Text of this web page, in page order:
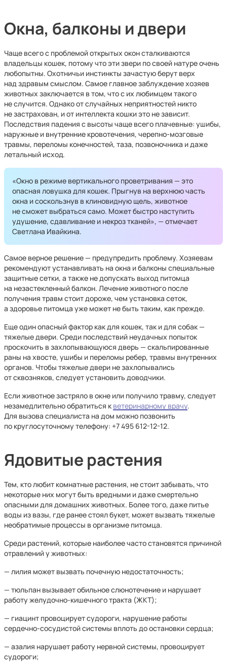
Окна, балконы и двери
Чаще всего с проблемой открытых окон сталкиваются
владельцы кошек, потому что эти звери по своей натуре очень
любопытны. Охотничьи инстинкты зачастую берут верх
над здравым смыслом. Самое главное заблуждение хозяев
животных заключается в том, что с их любимцем такого
не случится. Однако от случайных неприятностей никто
не застрахован, и от интеллекта кошки это не зависит.
Последствия падения с высоты чаще всего плачевные: ушибы,
наружные и внутренние кровотечения, черепно-мозговые
травмы, переломы конечностей, таза, позвоночника и даже
летальный исход.
«Окно в режиме вертикального проветривания — это
опасная ловушка для кошек. Прыгнув на верхнюю часть
окна и соскользнув в клиновидную щель, животное
не сможет выбраться само. Может быстро наступить
удушение, сдавливание и некроз тканей», — отмечает
Светлана Ивайкина.
Самое верное решение — предупредить проблему. Хозяевам
рекомендуют устанавливать на окна и балконы специальные
защитные сетки, а также не допускать выход питомца
на незастекленный балкон. Лечение животного после
получения травм стоит дороже, чем установка сеток,
а здоровье питомца уже может не быть таким, как прежде.
Еще один опасный фактор как для кошек, так и для собак —
тяжелые двери. Среди последствий неудачных попыток
проскочить в захлопывающуюся дверь — скальпированные
раны на хвосте, ушибы и переломы ребер, травмы внутренних
органов. Чтобы тяжелые двери не захлопывались
от сквозняков, следует установить доводчики.
Если животное застряло в окне или получило травму, следует
незамедлительно обратиться к ветеринарному врачу.
Для вызова специалиста на дом можно позвонить
по круглосуточному телефону: +7 495 612⁠-12⁠-12.
Ядовитые растения
Тем, кто любит комнатные растения, не стоит забывать, что
некоторые них могут быть вредными и даже смертельно
опасными для домашних животных. Более того, даже питье
воды из вазы, где ранее стоял букет, может вызвать тяжелые
необратимые процессы в организме питомца.
Среди растений, которые наиболее часто становятся причиной
отравлений у животных:
— лилия может вызвать почечную недостаточность;
— тюльпан вызывает обильное слюнотечение и нарушает
работу желудочно-кишечного тракта (ЖКТ);
— гиацинт провоцирует судороги, нарушение работы
сердечно-сосудистой системы вплоть до остановки сердца;
— азалия нарушает работу нервной системы, провоцирует
судороги;